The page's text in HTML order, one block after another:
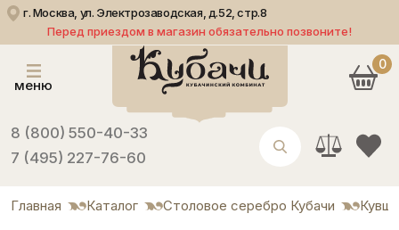
г. Москва, ул. Электрозаводская, д.52, стр.8
Перед приездом в магазин обязательно позвоните!
меню
8 (800) 550-40-33
7 (495) 227-76-60
0
Главная Каталог Столовое серебро Кубачи